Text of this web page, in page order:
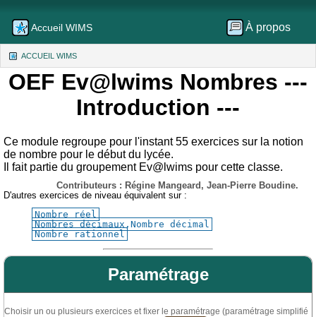
Accueil WIMS À propos
ACCUEIL WIMS(CURRENT)
OEF Ev@lwims Nombres ---
Introduction ---
Ce module regroupe pour l'instant 55 exercices sur la notion
de nombre pour le début du lycée.
Il fait partie du groupement Ev@lwims pour cette classe.
Contributeurs : Régine Mangeard, Jean-Pierre Boudine.
D'autres exercices de niveau équivalent sur :
Nombre réel
Nombres décimaux,Nombre décimal
Nombre rationnel
Paramétrage
Choisir un ou plusieurs exercices et fixer le paramétrage (paramétrage simplifié